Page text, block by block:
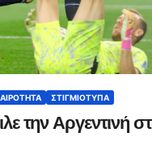
ΣΤΙΓΜΙΌΤΥΠΑ
την Αργεντινή